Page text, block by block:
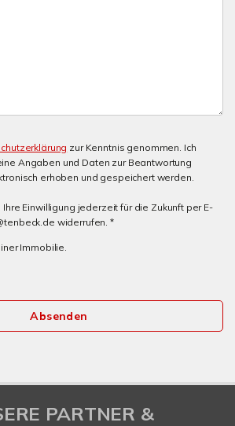
zur Kenntnis genommen. Ich
Angaben und Daten zur Beantwortung
erhoben und gespeichert werden.
Ihre Einwilligung jederzeit für die Zukunft per E-
widerrufen. *
Immobilie.
Absenden
PARTNER &